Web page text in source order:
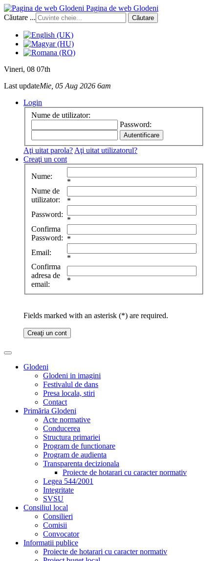
Pagina de web Glodeni
Căutare ...
Căutare
Vineri, 08 07th
Last updateMie, 05 Aug 2026 6am
Login
Nume de utilizator:
Password:
Aţi uitat parola? Aţi uitat utilizatorul?
Creaţi un cont
Nume:
*
Nume de
utilizator:
*
Password:
*
Confirma
Password: *
Email:
*
Confirma
adresa de
email:
*
Fields marked with an asterisk (*) are required.
Creaţi un cont
Glodeni
Glodeni in imagini
Festivalul de dans
Presa locala, stiri
Contact
Primăria Glodeni
Acte normative
Conducerea
Structura primariei
Program de functionare
Program de audienta
Transparenta decizionala
Proiecte de hotarari cu caracter normativ
Legea 544/2001
Integritate
SVSU
Consiliul local
Consilieri
Comisii
Convocator
Informatii publice
Proiecte de hotarari cu caracter normativ